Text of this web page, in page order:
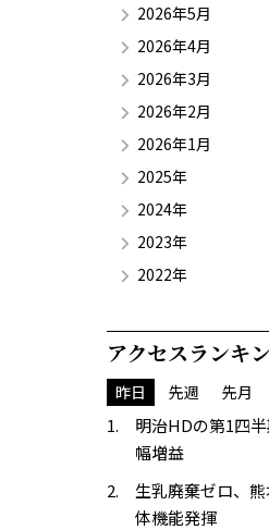
2026年5月
2026年4月
2026年3月
2026年2月
2026年1月
2025年
2024年
2023年
2022年
アクセスランキ
昨日 先週 先月
明治HDの第1四
幅増益
生乳廃棄ゼロ、
体機能発揮